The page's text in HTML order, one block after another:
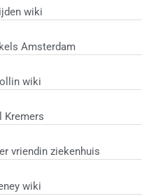
wiki
Amsterdam
wiki
Kremers
vriendin ziekenhuis
wiki